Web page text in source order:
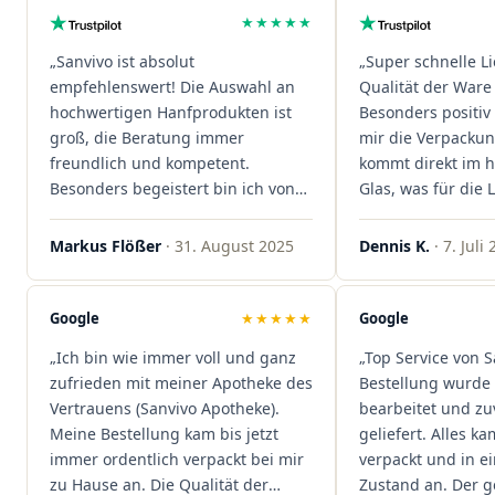
★★★★★
„Sanvivo ist absolut
empfehlenswert! Die Auswahl an
hochwertigen Hanfprodukten ist
groß, die Beratung immer
freundlich und kompetent.
Besonders begeistert bin ich von
der schnellen Rezeptannahme –
alles läuft unkompliziert und
sind extrem zügig, was mir jedes
Mal viel Zeit spart. Man merkt,
Kundenzufriedenheit an erster
Stelle stehen. Vielen Dank an das
Team von Sanvivo – ich bin
rundum begeistert!"
Markus Flößer · 31. August 2025
„Super schnelle
Qualität der
Besonders
mir die
kommt direkt im
Glas, was für die
ist. Ich bestelle
wieder!"
Dennis K. · 7. Juli
Google ★★★★★
„Ich bin wie immer voll und ganz
zufrieden mit meiner Apotheke des
Vertrauens (Sanvivo Apotheke).
Meine Bestellung kam bis jetzt
immer ordentlich verpackt bei mir
zu Hause an. Die Qualität der
Google
„Top Service von
Bestellung wurde
bearbeitet und
geliefert. Alles
verpackt und in
Zustand an. Der